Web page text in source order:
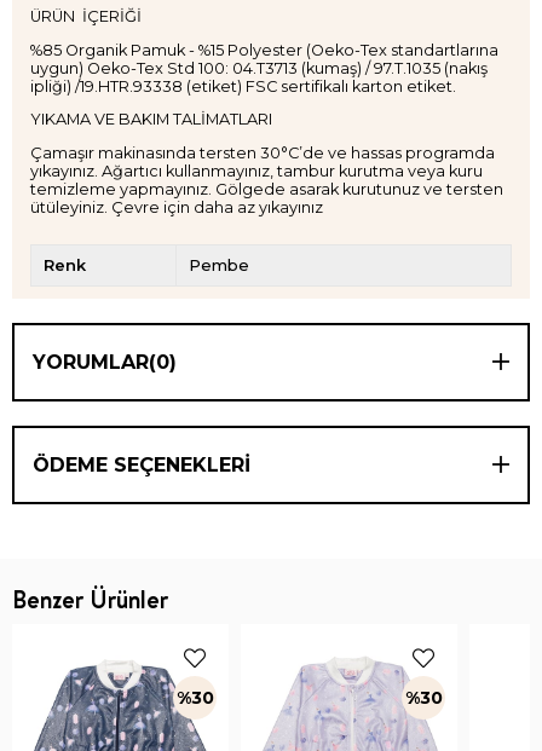
ÜRÜN İÇERİĞİ
%85 Organik Pamuk - %15 Polyester (Oeko-Tex standartlarına
uygun) Oeko-Tex Std 100: 04.T3713 (kumaş) / 97.T.1035 (nakış
ipliği) /19.HTR.93338 (etiket) FSC sertifikalı karton etiket.
YIKAMA VE BAKIM TALİMATLARI
Çamaşır makinasında tersten 30°C’de ve hassas programda
yıkayınız. Ağartıcı kullanmayınız, tambur kurutma veya kuru
temizleme yapmayınız. Gölgede asarak kurutunuz ve tersten
ütüleyiniz. Çevre için daha az yıkayınız
Renk Pembe
YORUMLAR(0)
ÖDEME SEÇENEKLERI
Benzer Ürünler
%30 %30